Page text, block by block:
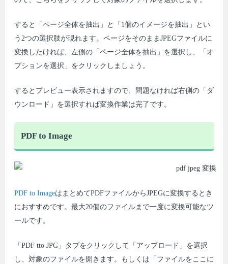
すると「ページ全体を抽出」と「1個のイメージを抽出」とい
う2つの選択肢が現れます。ページをそのままJPEGファイルに
変換したければ、左側の「ページ全体を抽出」を選択し、「オ
プションを選択」をクリックしましょう。
するとプレビュー表示されますので、問題なければ右側の「ダ
ウンロード」を選択すれば変換作業は完了です。
PDF to Image
PDF to ImageはまとめてPDFファイルからJPEGに変換するとき
におすすめです。最大20個のファイルまで一度に変換可能なツ
ールです。
「PDF tto JPG」タブをクリックして「アップロード」を選択
し、対象のファイルを開きます。もしくは「ファイルをここに